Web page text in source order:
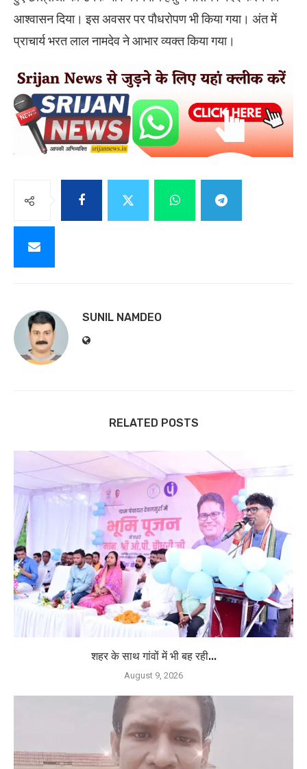
आश्वासन दिया। इस अवसर पर पौधरोपण भी किया गया। अंत में
प्राचार्य भरत लाल नामदेव ने आभार व्यक्त किया गया।
SUNIL NAMDEO
RELATED POSTS
शहर के साथ गांवों में भी बह रही...
August 9, 2026